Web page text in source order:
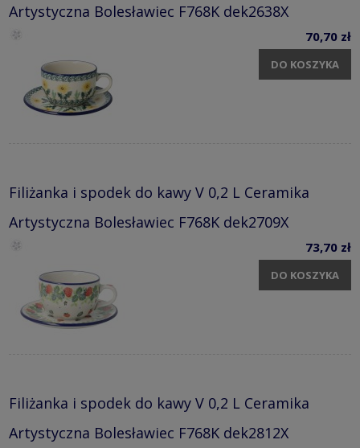
Artystyczna Bolesławiec F768K dek2638X
70,70 zł
DO KOSZYKA
Filiżanka i spodek do kawy V 0,2 L Ceramika
Artystyczna Bolesławiec F768K dek2709X
73,70 zł
DO KOSZYKA
Filiżanka i spodek do kawy V 0,2 L Ceramika
Artystyczna Bolesławiec F768K dek2812X